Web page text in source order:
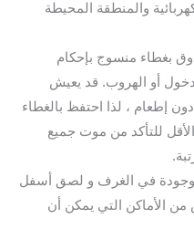
والمنطقة المحيطة
بغطاء منسوج بإحكام
أو الهروب. قد يعيش
إطعام ، لذا احتفظ بالغطاء
للتأكد من موت جميع
في الغرف و لصق أسفل
الأماكن التي يمكن أن